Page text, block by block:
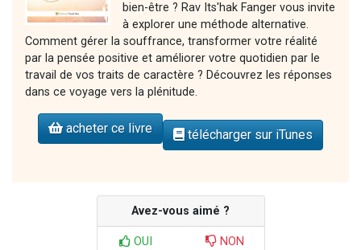
bien-être ? Rav Its'hak Fanger vous invite
à explorer une méthode alternative.
Comment gérer la souffrance, transformer votre réalité
par la pensée positive et améliorer votre quotidien par le
travail de vos traits de caractère ? Découvrez les réponses
dans ce voyage vers la plénitude.
acheter ce livre télécharger sur iTunes
Avez-vous aimé ?
OUI NON